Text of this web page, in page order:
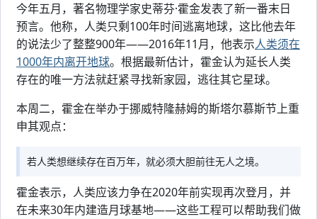
今年五月，著名物理学家史蒂芬·霍金发表了新一番末日
预言。他称，人类只剩100年时间逃离地球，这比他去年
的说法少了整整900年——2016年11月，他表示人类须在
1000年内离开地球。根据最新估计，霍金认为延长人类
存在的唯一方法就赶紧寻找新家园，逃往其它星球。
本周二，霍金在举办于挪威特隆赫姆的斯塔尔慕斯节上重
申其观点：
若人类想继续存在百万年，就必须大胆前往无人之境。
霍金表示，人类应该力争在2020年前实现再次登月，并
在未来30年内建造月球基地——这些工程可以帮助我们做